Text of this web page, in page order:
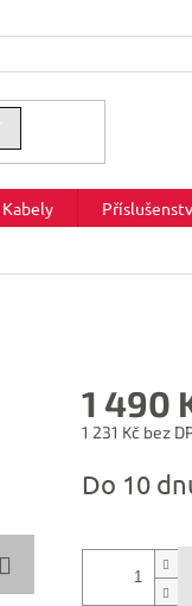
Kabely
1 490
1 231 Kč bez
cena:
Do 10